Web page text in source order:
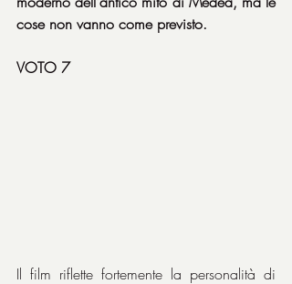
cose non vanno come previsto.
VOTO 7